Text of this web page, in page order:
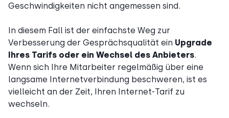
Geschwindigkeiten nicht angemessen sind.
In diesem Fall ist der einfachste Weg zur
Verbesserung der Gesprächsqualität ein Upgrade
Ihres Tarifs oder ein Wechsel des Anbieters.
Wenn sich Ihre Mitarbeiter regelmäßig über eine
langsame Internetverbindung beschweren, ist es
vielleicht an der Zeit, Ihren Internet-Tarif zu
wechseln.